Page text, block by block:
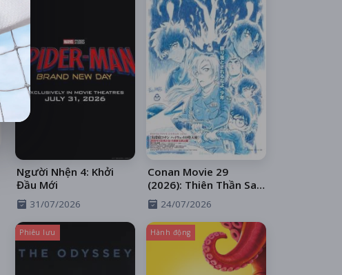
Người Nhện 4: Khởi
Đầu Mới
31/07/2026
Conan Movie 29
(2026): Thiên Thần Sa
Ngã Trên Xa Lộ
24/07/2026
Phiêu lưu Hành động